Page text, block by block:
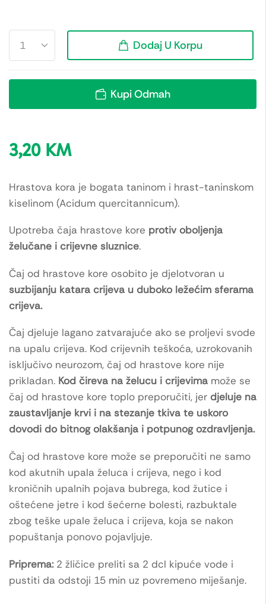
Dodaj U Korpu
Kupi Odmah
3,20 KM
Hrastova kora je bogata taninom i hrast-taninskom
kiselinom (Acidum quercitannicum).
Upotreba čaja hrastove kore protiv oboljenja
želučane i crijevne sluznice.
Čaj od hrastove kore osobito je djelotvoran u
suzbijanju katara crijeva u duboko ležećim sferama
crijeva.
Čaj djeluje lagano zatvarajuće ako se proljevi svode
na upalu crijeva. Kod crijevnih teškoća, uzrokovanih
isključivo neurozom, čaj od hrastove kore nije
prikladan. Kod čireva na želucu i crijevima može se
čaj od hrastove kore toplo preporučiti, jer djeluje na
zaustavljanje krvi i na stezanje tkiva te uskoro
dovodi do bitnog olakšanja i potpunog ozdravljenja.
Čaj od hrastove kore može se preporučiti ne samo
kod akutnih upala želuca i crijeva, nego i kod
kroničnih upalnih pojava bubrega, kod žutice i
oštećene jetre i kod šećerne bolesti, razbuktale
zbog teške upale želuca i crijeva, koja se nakon
popuštanja ponovo pojavljuje.
Priprema:2 žličice preliti sa 2 dcl kipuće vode i
pustiti da odstoji 15 min uz povremeno miješanje.